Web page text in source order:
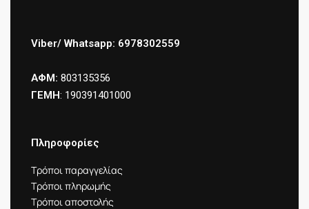
Viber/ Whatsapp: 6978302559
ΑΦΜ: 803135356
ΓΕΜΗ: 190391401000
Πληροφορίες
Τρόποι παραγγελίας
Τρόποι πληρωμής
Τρόποι αποστολής